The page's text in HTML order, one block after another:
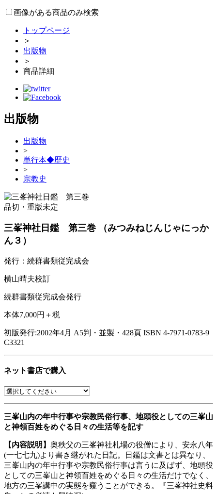
画像がある商品のみ検索
トップページ
＞
出版物
＞
商品詳細
出版物
出版物
>
単行本◆歴史
>
宗教史
品切・重版未定
三峯神社日鑑 第三巻
（みつみねじんじゃにっか
ん３）
発行：続群書類従完成会
横山晴夫校訂
続群書類従完成会発行
本体7,000円＋税
初版発行:2002年4月 A5判・並製・428頁 ISBN 4-7971-0783-9
C3321
ネット書店で購入
三峯山内の年中行事や宗教民俗行事、地頭役としての三峯山
と神領百姓をめぐる日々の生活等を記す
【内容説明】 奥秩父の三峯神社札場の役僧により、安永八年
(一七七九)より書き継がれた日記。日鑑は文書とは異なり、
三峯山内の年中行事や宗教民俗行事は言うに及ばず、地頭役
としての三峯山と神領百姓をめぐる日々の生活だけでなく、
地方の三峯講中の実態を窺うことができる。『三峯神社史料